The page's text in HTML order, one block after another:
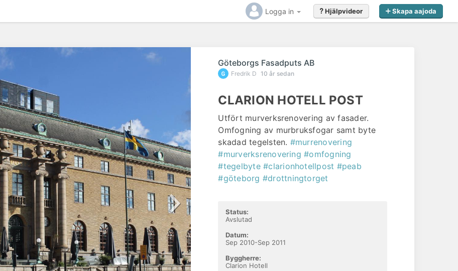
Logga in Skapa aajoda
Hjälpvideor
efter
Göteborgs Fasadputs AB
Fredrik D 10 år sedan
CLARION HOTELL POST
Utfört murverksrenovering av fasader.
Omfogning av murbruksfogar samt byte
skadad tegelsten. #murrenovering
#murverksrenovering #omfogning
#tegelbyte #clarionhotellpost #peab
#göteborg #drottningtorget
Status:
Avslutad
Datum:
Sep 2010-Sep 2011
Byggherre:
Clarion Hotell